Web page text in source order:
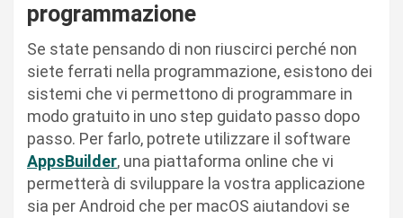
programmazione
Se state pensando di non riuscirci perché non
siete ferrati nella programmazione, esistono dei
sistemi che vi permettono di programmare in
modo gratuito in uno step guidato passo dopo
passo. Per farlo, potrete utilizzare il software
AppsBuilder, una piattaforma online che vi
permetterà di sviluppare la vostra applicazione
sia per Android che per macOS aiutandovi se